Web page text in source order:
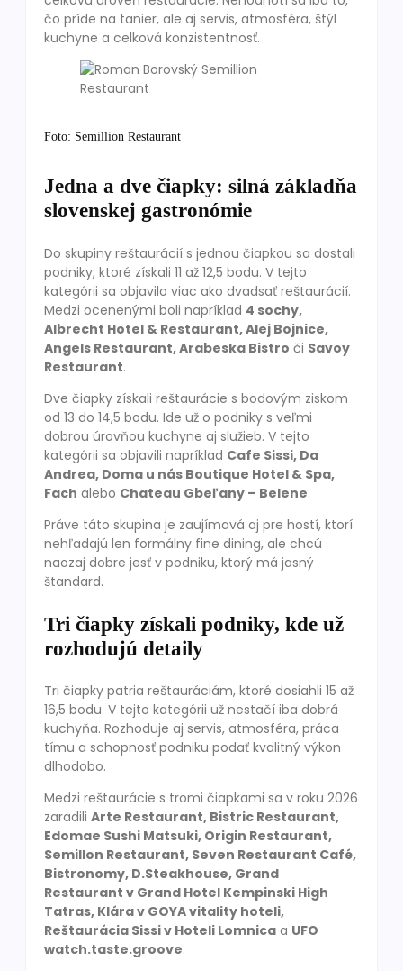
čo príde na tanier, ale aj servis, atmosféra, štýl
kuchyne a celková konzistentnosť.
Foto: Semillion Restaurant
Jedna a dve čiapky: silná základňa
slovenskej gastronómie
Do skupiny reštaurácií s jednou čiapkou sa dostali
podniky, ktoré získali 11 až 12,5 bodu. V tejto
kategórii sa objavilo viac ako dvadsať reštaurácií.
Medzi ocenenými boli napríklad 4 sochy,
Albrecht Hotel & Restaurant, Alej Bojnice,
Angels Restaurant, Arabeska Bistro či Savoy
Restaurant.
Dve čiapky získali reštaurácie s bodovým ziskom
od 13 do 14,5 bodu. Ide už o podniky s veľmi
dobrou úrovňou kuchyne aj služieb. V tejto
kategórii sa objavili napríklad Cafe Sissi, Da
Andrea, Doma u nás Boutique Hotel & Spa,
Fach alebo Chateau Gbeľany – Belene.
Práve táto skupina je zaujímavá aj pre hostí, ktorí
nehľadajú len formálny fine dining, ale chcú
naozaj dobre jesť v podniku, ktorý má jasný
štandard.
Tri čiapky získali podniky, kde už
rozhodujú detaily
Tri čiapky patria reštauráciám, ktoré dosiahli 15 až
16,5 bodu. V tejto kategórii už nestačí iba dobrá
kuchyňa. Rozhoduje aj servis, atmosféra, práca
tímu a schopnosť podniku podať kvalitný výkon
dlhodobo.
Medzi reštaurácie s tromi čiapkami sa v roku 2026
zaradili Arte Restaurant, Bistric Restaurant,
Edomae Sushi Matsuki, Origin Restaurant,
Semillon Restaurant, Seven Restaurant Café,
Bistronomy, D.Steakhouse, Grand
Restaurant v Grand Hotel Kempinski High
Tatras, Klára v GOYA vitality hoteli,
Reštaurácia Sissi v Hoteli Lomnica a UFO
watch.taste.groove.